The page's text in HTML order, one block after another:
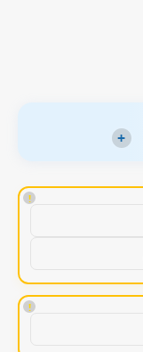
+
!
!